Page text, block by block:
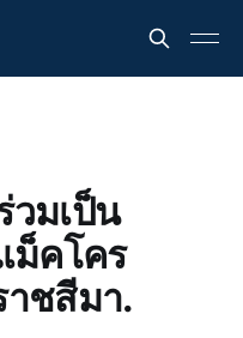
วมเป็น
ม็คโคร
ชสีมา.